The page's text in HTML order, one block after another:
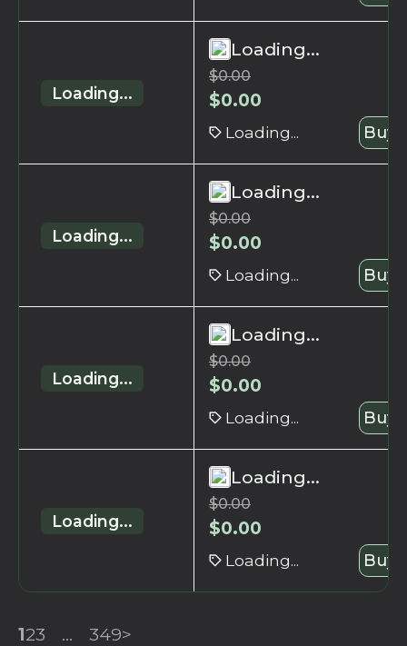
Loading...
Loading...
$0.00
$0.00
Loading... Buy
Loading...
Loading...
$0.00
$0.00
Loading... Buy
Loading...
Loading...
$0.00
$0.00
Loading... Buy
Loading...
Loading...
$0.00
$0.00
Loading... Buy
123 ... 349>